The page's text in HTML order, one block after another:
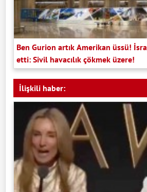
Ben Gurion artık Amerikan üssü!
etti: Sivil havacılık çökmek üzere!
İlişkili haber: